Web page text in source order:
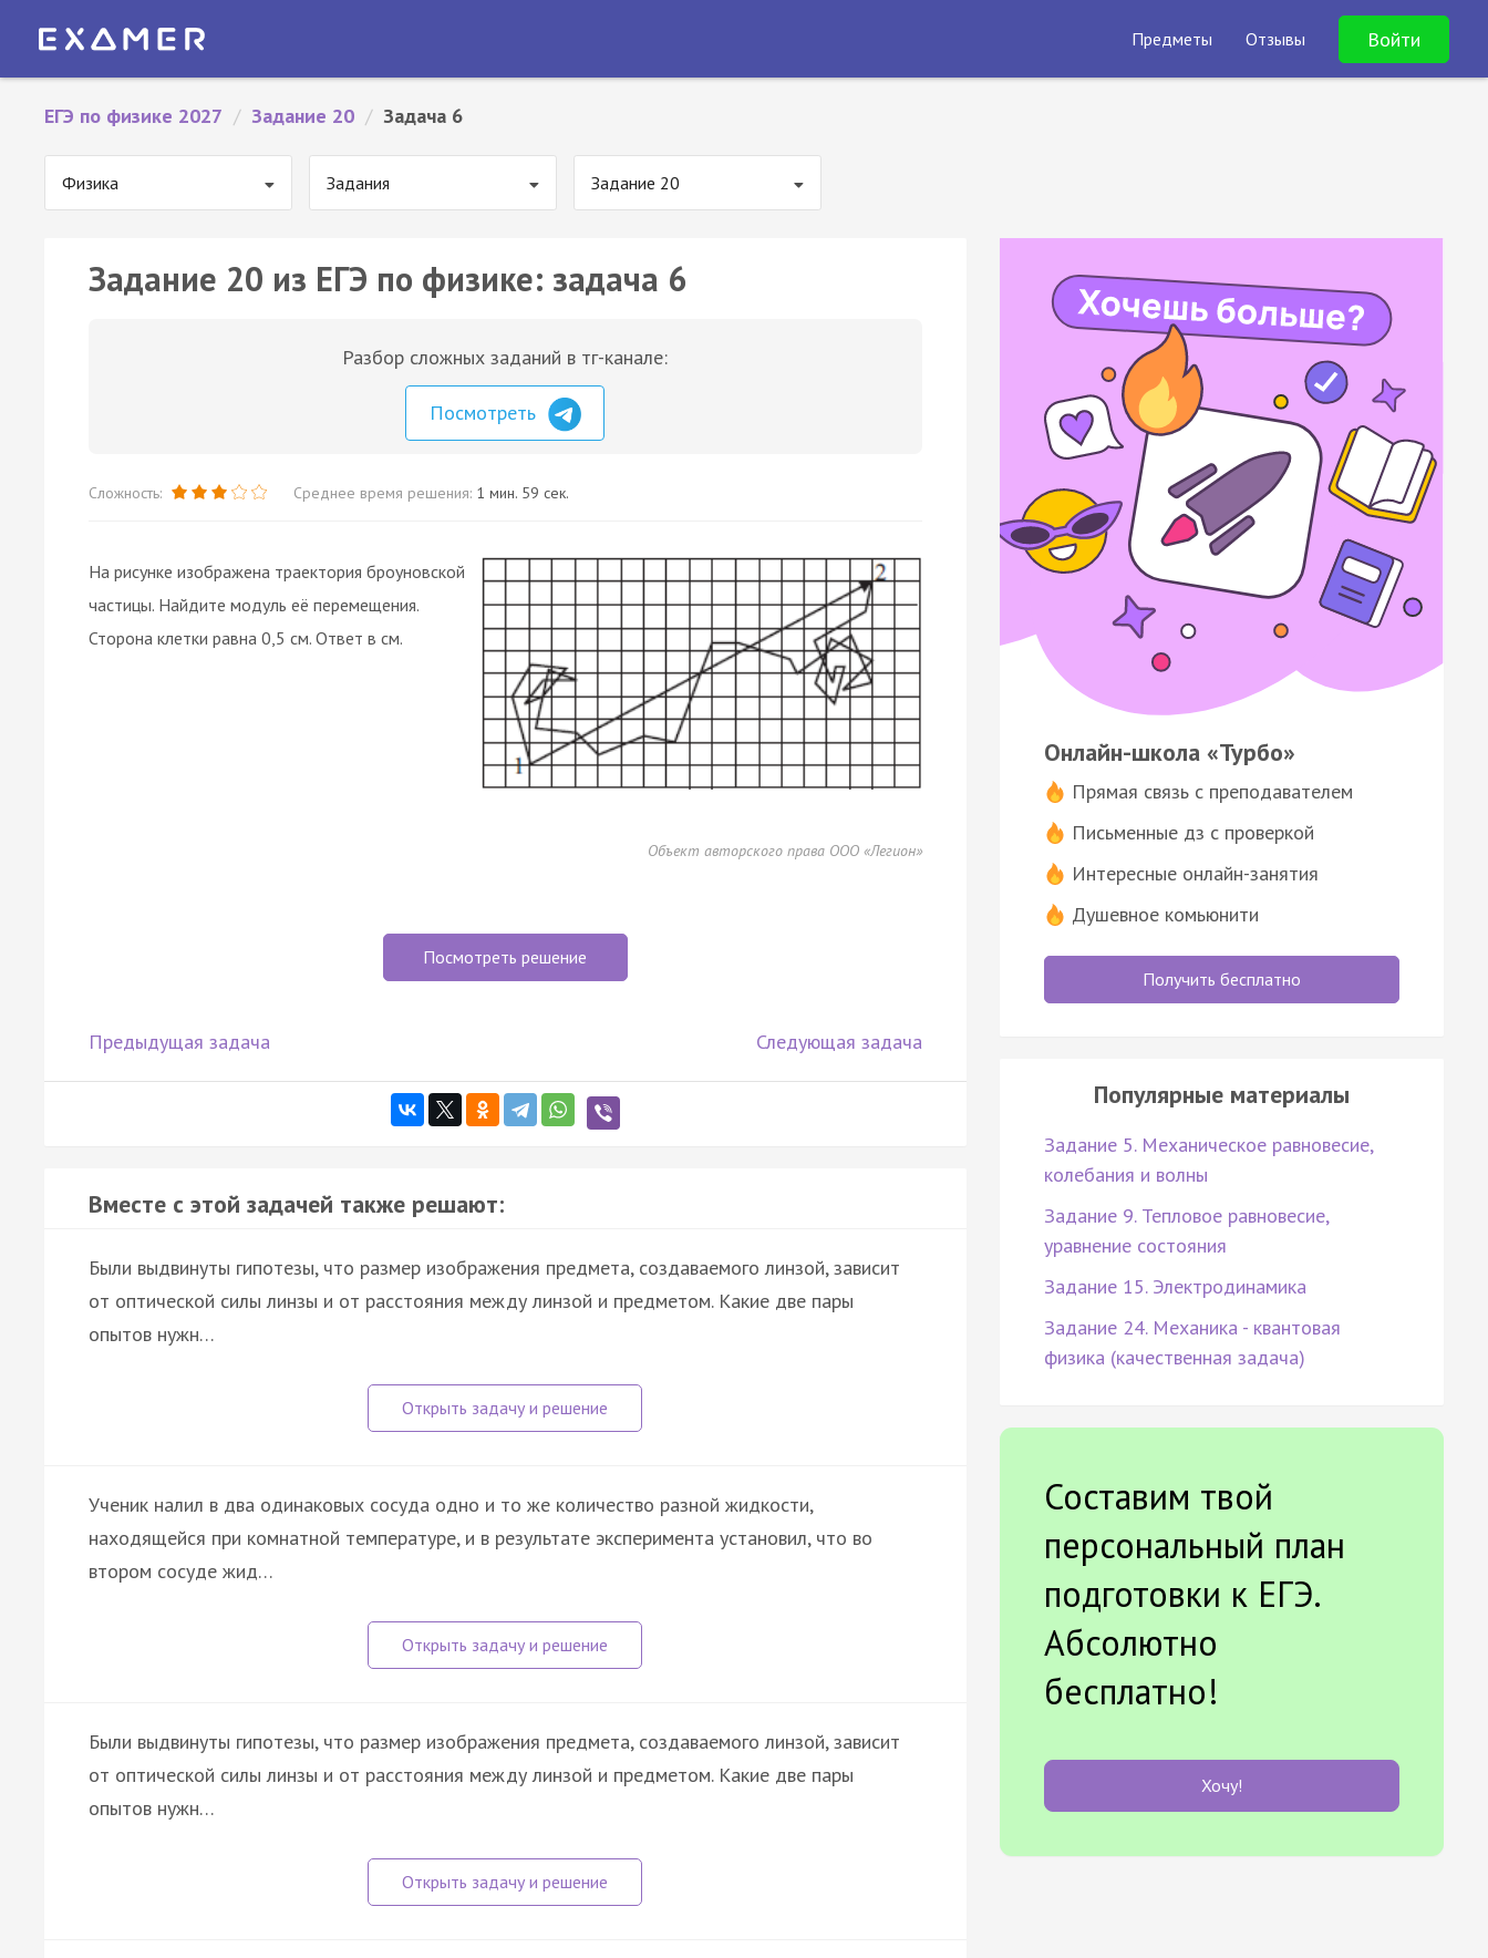
Предметы Отзывы Войти
ЕГЭ по физике 2027 / Задание 20 / Задача 6
Физика Задания Задание 20
Задание 20 из ЕГЭ по физике: задача 6
Разбор сложных заданий в тг-канале:
Посмотреть
Сложность: Среднее время решения: 1 мин. 59 сек.
На рисунке изображена траектория броуновской
частицы. Найдите модуль её перемещения.
Сторона клетки равна 0,5 см. Ответ в см.
Объект авторского права ООО «Легион»
Посмотреть решение
Предыдущая задача Следующая задача
Вместе с этой задачей также решают:
Были выдвинуты гипотезы, что размер изображения предмета, создаваемого линзой, зависит
от оптической силы линзы и от расстояния между линзой и предметом. Какие две пары
опытов нужн…
Ученик налил в два одинаковых сосуда одно и то же количество разной жидкости,
находящейся при комнатной температуре, и в результате эксперимента установил, что во
втором сосуде жид…
Были выдвинуты гипотезы, что размер изображения предмета, создаваемого линзой, зависит
от оптической силы линзы и от расстояния между линзой и предметом. Какие две пары
опытов нужн…
Онлайн-школа «Турбо»
Прямая связь с преподавателем
Письменные дз с проверкой
Интересные онлайн-занятия
Душевное комьюнити
Получить бесплатно
Популярные материалы
Задание 5. Механическое равновесие,
колебания и волны
Задание 9. Тепловое равновесие,
уравнение состояния
Задание 15. Электродинамика
Задание 24. Механика - квантовая
физика (качественная задача)
Составим твой
персональный план
подготовки к ЕГЭ.
Абсолютно
бесплатно!
Хочу!